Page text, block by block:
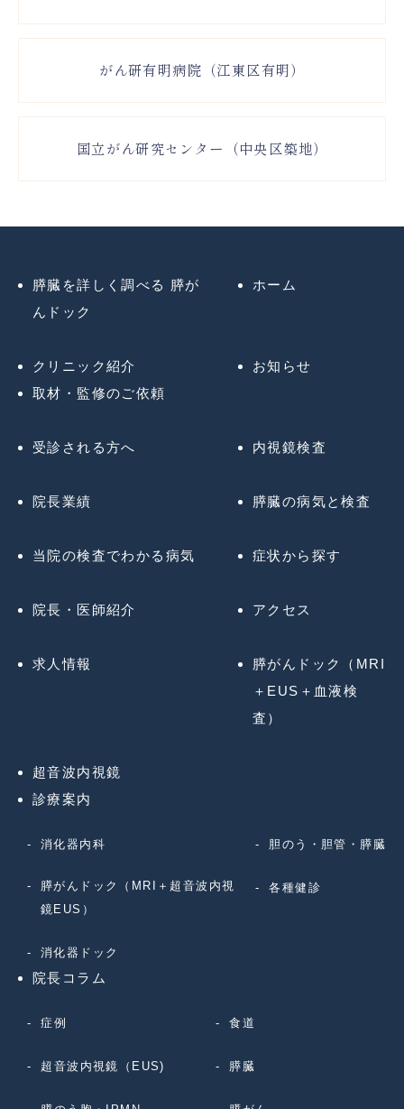
がん研有明病院（江東区有明）
国立がん研究センター（中央区築地）
膵臓を詳しく調べる 膵が
んドック
ホーム
クリニック紹介
取材・監修のご依頼
お知らせ
受診される方へ 内視鏡検査
院長業績 膵臓の病気と検査
当院の検査でわかる病気 症状から探す
院長・医師紹介 アクセス
求人情報
膵がんドック（MRI
＋EUS＋血液検
査）
超音波内視鏡
診療案内
消化器内科 胆のう・胆管・膵臓
膵がんドック（MRI＋超音波内視
鏡EUS）
各種健診
消化器ドック
院長コラム
症例 食道
超音波内視鏡（EUS) 膵臓